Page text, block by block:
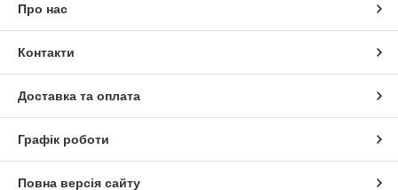
Про нас
Контакти
Доставка та оплата
Графік роботи
Повна версія сайту